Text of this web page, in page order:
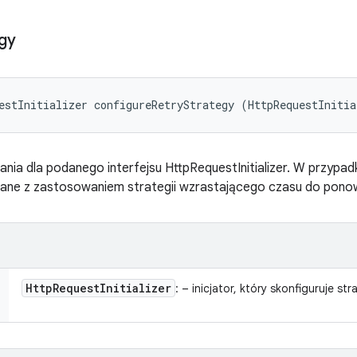
configureRetryStrategy
dla podanego interfejsu HttpRequestInitializer. W
z zastosowaniem strategii wzrastającego czasu do
HttpRequestInitializer : – inicjator, który skonfiguruje